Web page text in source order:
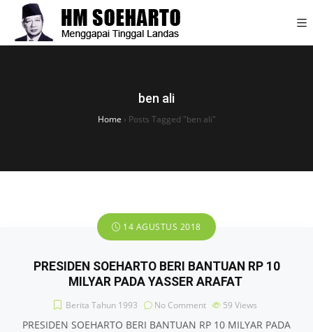
ben ali
Home › Posts Tagged "ben ali"
14 AGUSTUS 2018
PRESIDEN SOEHARTO BERI BANTUAN RP 10
MILYAR PADA YASSER ARAFAT
Berita Tahun 1993 No Comment 59 Views
PRESIDEN SOEHARTO BERI BANTUAN RP 10 MILYAR PADA